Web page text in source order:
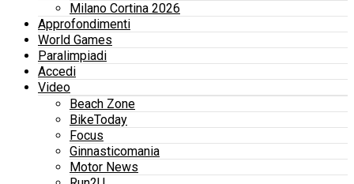
Milano Cortina 2026
Approfondimenti
World Games
Paralimpiadi
Accedi
Video
Beach Zone
BikeToday
Focus
Ginnasticomania
Motor News